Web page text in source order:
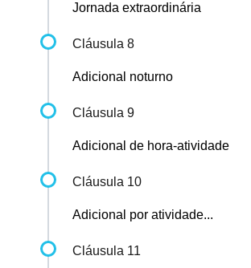
Jornada extraordinária
Cláusula 8
Adicional noturno
Cláusula 9
Adicional de hora-atividade
Cláusula 10
Adicional por atividade...
Cláusula 11